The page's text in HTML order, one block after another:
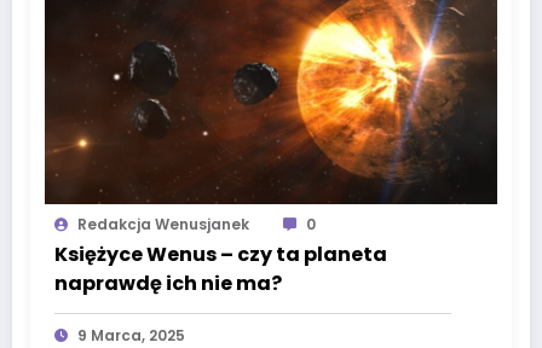
Redakcja Wenusjanek 0
Księżyce Wenus – czy ta planeta
naprawdę ich nie ma?
9 Marca, 2025